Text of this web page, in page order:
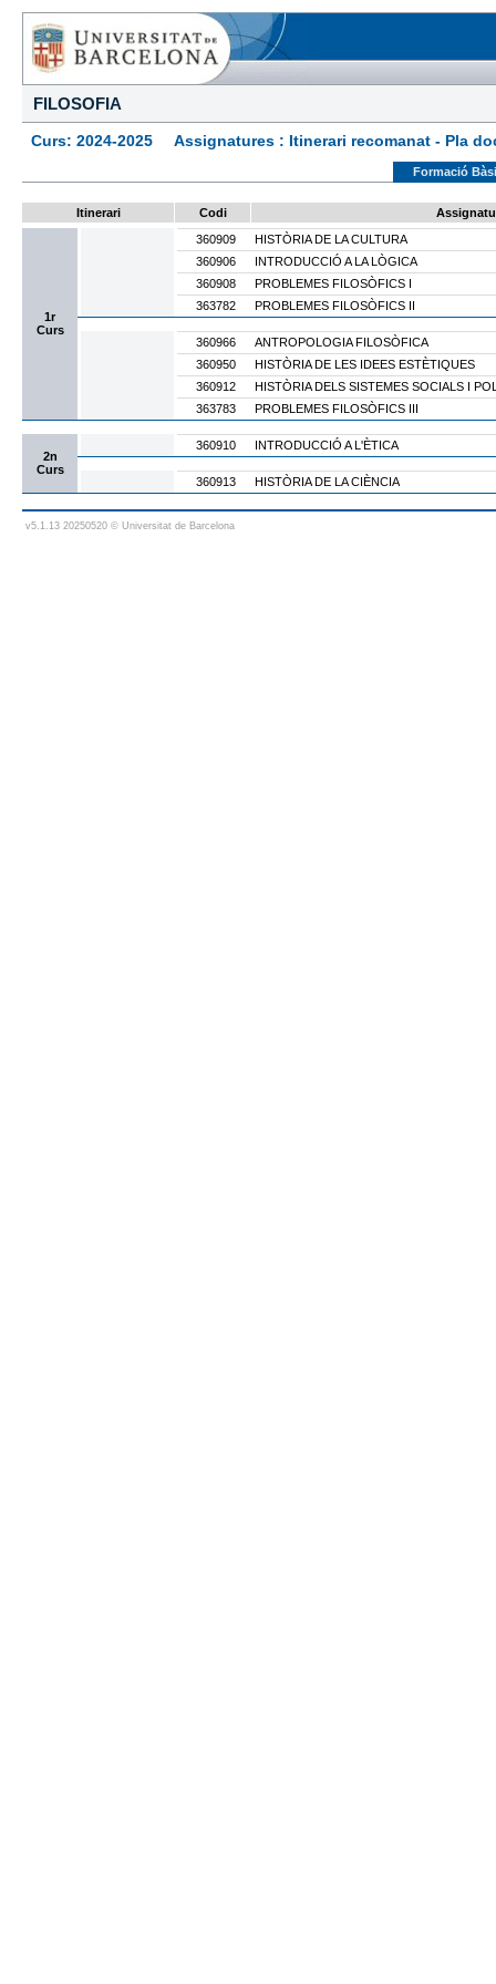
FILOSOFIA
Curs: 2024-2025 Assignatures : Itinerari recomanat - Pla
Formació
Itinerari Codi
1r
Curs
360909
HISTÒRIA DE LA CULTURA
360906
INTRODUCCIÓ A LA LÒGICA
360908
PROBLEMES FILOSÒFICS I
363782
PROBLEMES FILOSÒFICS II
360966
ANTROPOLOGIA FILOSÒFICA
360950
HISTÒRIA DE LES IDEES ESTÈTIQUES
360912
HISTÒRIA DELS SISTEMES SOCIALS I
363783
PROBLEMES FILOSÒFICS III
2n
Curs
360910 INTRODUCCIÓ A L'ÈTICA
360913 HISTÒRIA DE LA CIÈNCIA
v5.1.13 20250520 © Universitat de Barcelona